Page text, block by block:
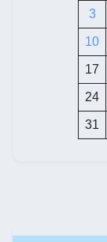
3
10
17
24
31